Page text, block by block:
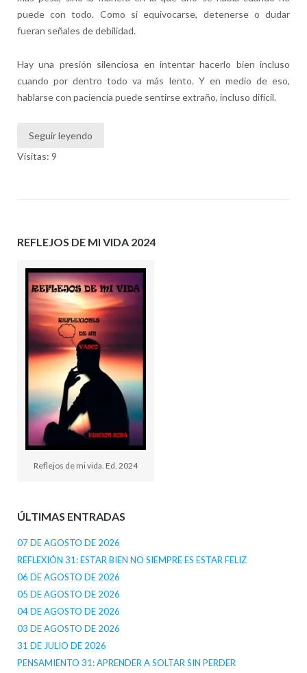
puede con todo. Como si equivocarse, detenerse o dudar
fueran señales de debilidad.
Hay una presión silenciosa en intentar hacerlo bien incluso
cuando por dentro todo va más lento. Y en medio de eso,
hablarse con paciencia puede sentirse extraño, incluso difícil.
Seguir leyendo
Visitas: 9
REFLEJOS DE MI VIDA 2024
Reflejos de mi vida. Ed. 2024
ÚLTIMAS ENTRADAS
07 DE AGOSTO DE 2026
REFLEXIÓN 31: ESTAR BIEN NO SIEMPRE ES ESTAR FELIZ
06 DE AGOSTO DE 2026
05 DE AGOSTO DE 2026
04 DE AGOSTO DE 2026
03 DE AGOSTO DE 2026
31 DE JULIO DE 2026
PENSAMIENTO 31: APRENDER A SOLTAR SIN PERDER